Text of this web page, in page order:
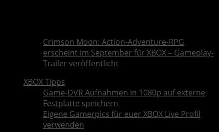
Crimson Moon: Action-Adventure-RPG
erscheint im September für XBOX – Gameplay-
Trailer veröffentlicht
XBOX Tipps
Game-DVR Aufnahmen in 1080p auf externe
Festplatte speichern
Eigene Gamerpics für euer XBOX Live Profil
verwenden